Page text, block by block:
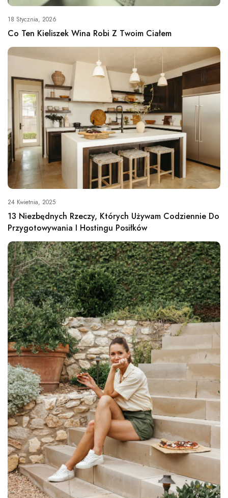
18 Stycznia, 2026
Co Ten Kieliszek Wina Robi Z Twoim Ciałem
24 Kwietnia, 2025
13 Niezbędnych Rzeczy, Których Używam Codziennie Do
Przygotowywania I Hostingu Posiłków